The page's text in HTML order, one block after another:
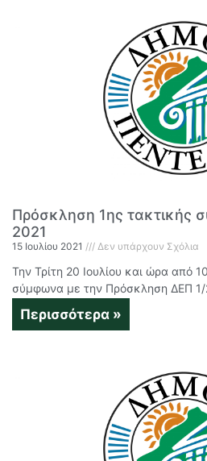
Πρόσκληση 1ης τακτικής
2021
15 Ιουλίου 2021 Δεν υπάρχουν Σχόλια
Την Τρίτη 20 Ιουλίου και ώρα από
σύμφωνα με την Πρόσκληση ΔΕΠ 1/
Περισσότερα »